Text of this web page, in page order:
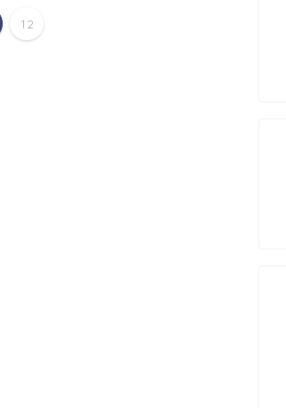
12